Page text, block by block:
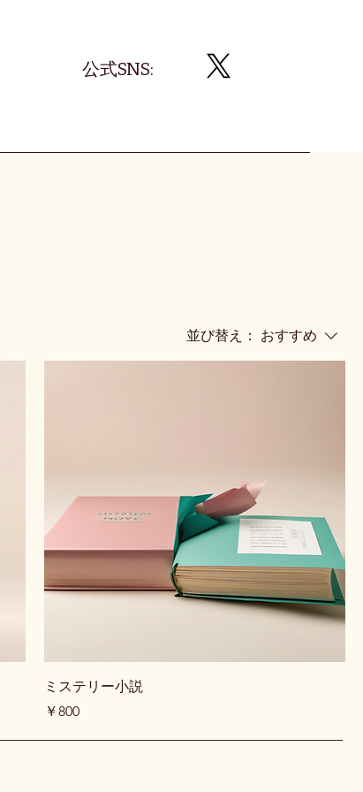
​公式SNS:
並び替え： おすすめ
ミステリー小説
価格
￥800